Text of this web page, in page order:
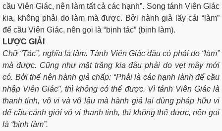
cầu Viên Giác, nên làm tất cả các hạnh”. Song tánh Viên Giác
kia, không phải do làm mà được. Bởi hành giả lấy cái “làm”
để cầu Viên Giác, nên gọi là “bịnh tác” (bịnh làm).
LƯỢC GIẢI
Chữ “Tác”, nghĩa là làm. Tánh Viên Giác đâu có phải do “làm”
mà được. Cũng như mặt trăng kia đâu phải do vẹt mây mới
có. Bởi thế nên hành giả chấp: “Phải là các hạnh lành để cầu
nhập Viên Giác”, thì không có thể được. Vì tánh Viên Giác là
thanh tịnh, vô vi và vô lậu mà hành giả lại dùng pháp hữu vi
để cầu cảnh giới vô vi thanh tịnh, thì không thể được, nên gọi
là “bịnh làm”.